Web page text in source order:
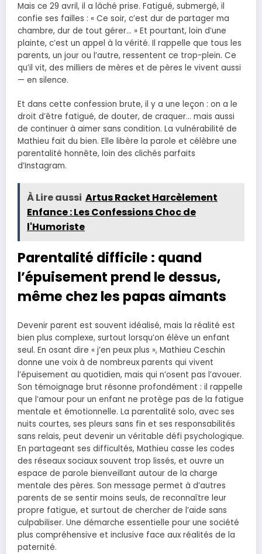
Mais ce 29 avril, il a lâché prise. Fatigué, submergé, il
confie ses failles : « Ce soir, c’est dur de partager ma
chambre, dur de tout gérer… » Et pourtant, loin d’une
plainte, c’est un appel à la vérité. Il rappelle que tous les
parents, un jour ou l’autre, ressentent ce trop-plein. Ce
qu’il vit, des milliers de mères et de pères le vivent aussi
— en silence.
Et dans cette confession brute, il y a une leçon : on a le
droit d’être fatigué, de douter, de craquer… mais aussi
de continuer à aimer sans condition. La vulnérabilité de
Mathieu fait du bien. Elle libère la parole et célèbre une
parentalité honnête, loin des clichés parfaits
d’Instagram.
À Lire aussi Artus Racket Harcèlement
Enfance : Les Confessions Choc de
l'Humoriste
Parentalité difficile : quand
l’épuisement prend le dessus,
même chez les papas aimants
Devenir parent est souvent idéalisé, mais la réalité est
bien plus complexe, surtout lorsqu’on élève un enfant
seul. En osant dire « j’en peux plus », Mathieu Ceschin
donne une voix à de nombreux parents qui vivent
l’épuisement au quotidien, mais qui n’osent pas l’avouer.
Son témoignage brut résonne profondément : il rappelle
que l’amour pour un enfant ne protège pas de la fatigue
mentale et émotionnelle. La parentalité solo, avec ses
nuits courtes, ses pleurs sans fin et ses responsabilités
sans relais, peut devenir un véritable défi psychologique.
En partageant ses difficultés, Mathieu casse les codes
des réseaux sociaux souvent trop lissés, et ouvre un
espace de parole bienveillant autour de la charge
mentale des pères. Son message permet à d’autres
parents de se sentir moins seuls, de reconnaître leur
propre fatigue, et surtout de chercher de l’aide sans
culpabiliser. Une démarche essentielle pour une société
plus compréhensive et inclusive face aux réalités de la
paternité.